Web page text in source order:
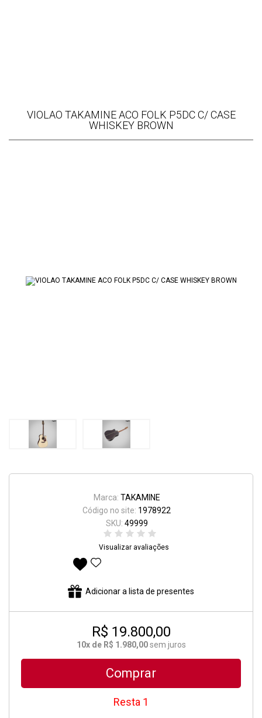
VIOLAO TAKAMINE ACO FOLK P5DC C/ CASE
WHISKEY BROWN
Marca: TAKAMINE
Código no site: 1978922
SKU: 49999
Visualizar avaliações
Adicionar a lista de presentes
R$ 19.800,00
10x de R$ 1.980,00 sem juros
Comprar
Resta 1